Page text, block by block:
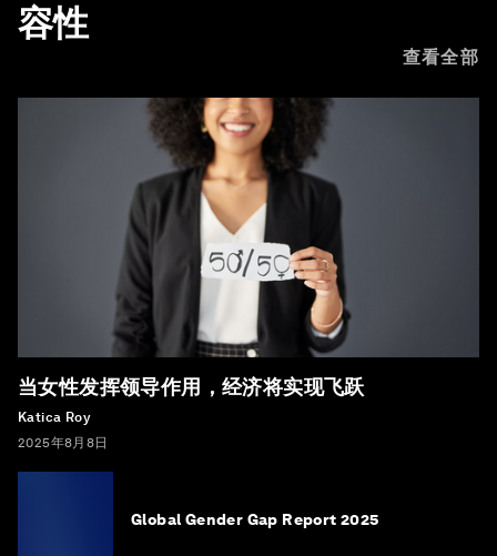
容性
查看全部
当女性发挥领导作用，经济将实现飞跃
Katica Roy
2025年8月8日
Global Gender Gap Report 2025